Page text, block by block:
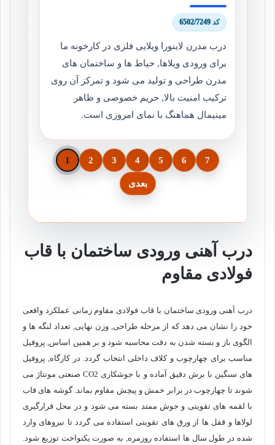
کد 6502/7249
درب مدرن لاینورا ویلایی فلزی در کارخونه ما
برای ورودی ویلاها, حیاط ها و ساختمان های
مدرن طراحی و تولید می شود و تمرکز آن روی
ترکیب امنیت بالا, حریم خصوصی و ظاهر
مینیمال هماهنگ با نمای امروزی است.
1 2 3 4 5 6 7
بعدی
درب آهنی ورودی ساختمان با قاب
فولادی مقاوم
درب آهنی ورودی ساختمان با قاب فولادی مقاوم زمانی عملکرد واقعی
خود را نشان می دهد که از مرحله طراحی, وزن نهایی, تعداد لنگه ها و
الگوی باز و بسته شدن به دقت محاسبه شود و بر همین اساس, پروفیل
مناسب برای چهارچوب و کلاف داخلی انتخاب گردد. در کارگاه, پروفیل
های سنگین با برش دقیق آماده و با جوشکاری CO2 صنعتی مونتاژ می
شوند تا چهارچوب در برابر خمش و پیچش مقاوم بماند. گوشه های قاب
با لقمه های تقویتی و جوش ممتد بسته می شود و در محل قرارگیری
لولاها و قفل ها از ورق های تقویتی استفاده می گردد تا نیروهای وارد
شده در طول سال ها استفاده روزمره, به صورت یکنواخت توزیع شود.